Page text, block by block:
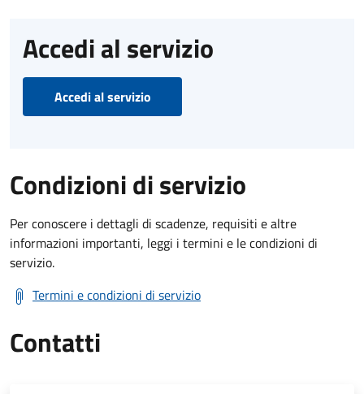
Accedi al servizio
Accedi al servizio
Condizioni di servizio
Per conoscere i dettagli di scadenze, requisiti e altre
informazioni importanti, leggi i termini e le condizioni di
servizio.
Termini e condizioni di servizio
Contatti